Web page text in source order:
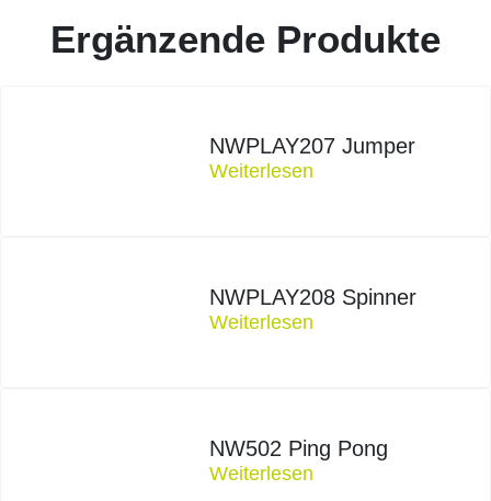
Ergänzende Produkte
NWPLAY207 Jumper
Weiterlesen
NWPLAY208 Spinner
Weiterlesen
NW502 Ping Pong
Weiterlesen